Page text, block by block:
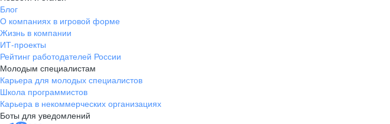
Блог
О компаниях в игровой форме
Жизнь в компании
ИТ-проекты
Рейтинг работодателей России
Молодым специалистам
Карьера для молодых специалистов
Школа программистов
Карьера в некоммерческих организациях
Боты для уведомлений